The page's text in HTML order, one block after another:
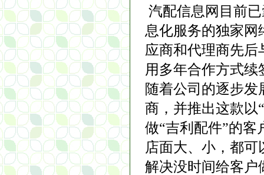
汽配信息网目前
息化服务的独家网
应商和代理商先
用多年合作方式续
随着公司的逐步发
商，并推出这款以
做“吉利配件”的
店面大、小，都
解决没时间给客户